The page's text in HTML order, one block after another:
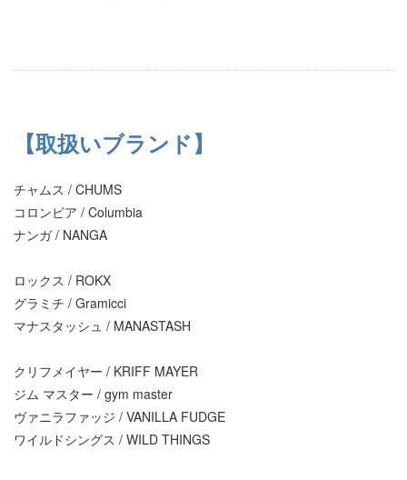
【取扱いブランド】
チャムス / CHUMS
コロンビア / Columbia
ナンガ / NANGA
ロックス / ROKX
グラミチ / Gramicci
マナスタッシュ / MANASTASH
クリフメイヤー / KRIFF MAYER
ジム マスター / gym master
ヴァニラファッジ / VANILLA FUDGE
ワイルドシングス / WILD THINGS